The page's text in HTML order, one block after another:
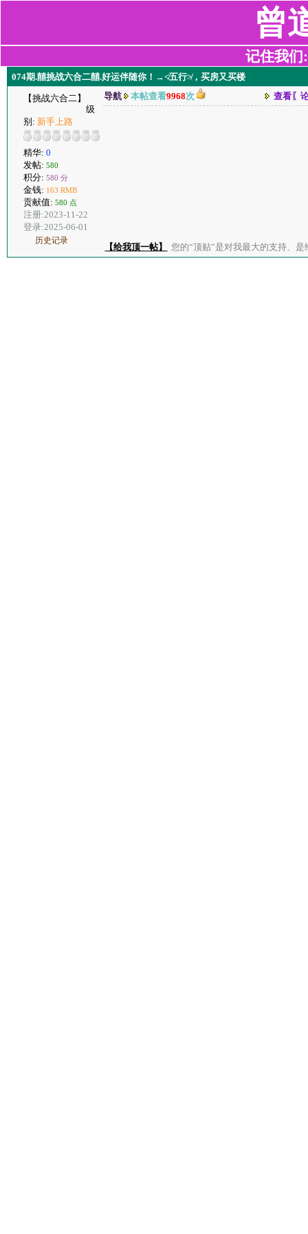
曾
记住我们
074期.囍挑战六合二囍.好运伴随你！→≮五行≯，买房又买楼
【挑战六合二】
级
别: 新手上路
精华: 0
发帖: 580
积分: 580 分
金钱: 163 RMB
贡献值: 580 点
注册:2023-11-22
登录:2025-06-01
历史记录
导航 本帖查看9968次 查看〖
【给我顶一帖】 您的“顶贴”是对我最大的支持、